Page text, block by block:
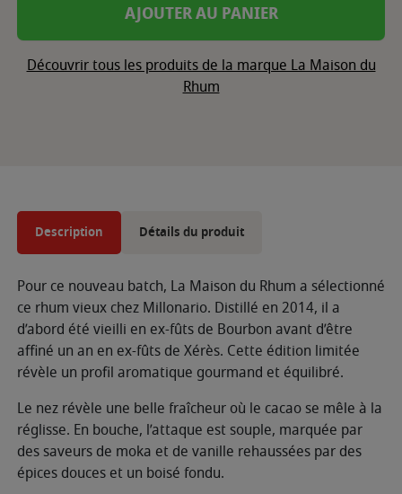
AJOUTER AU PANIER
Découvrir tous les produits de la marque La Maison du
Rhum
Description Détails du produit
Pour ce nouveau batch, La Maison du Rhum a sélectionné
ce rhum vieux chez Millonario. Distillé en 2014, il a
d’abord été vieilli en ex-fûts de Bourbon avant d’être
affiné un an en ex-fûts de Xérès. Cette édition limitée
révèle un profil aromatique gourmand et équilibré.
Le nez révèle une belle fraîcheur où le cacao se mêle à la
réglisse. En bouche, l’attaque est souple, marquée par
des saveurs de moka et de vanille rehaussées par des
épices douces et un boisé fondu.